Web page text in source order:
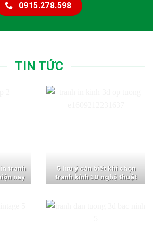
0915.278.598
TIN TỨC
tranh
nay
5 lưu ý cần biết khi chọn
tranh kính 3D nghệ thuật